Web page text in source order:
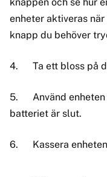
enheter aktiveras
knapp du behöver
4. Ta ett bloss på
5. Använd
batteriet är slut.
6. Kassera